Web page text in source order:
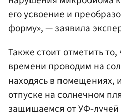
его усвоение и
форму», — заявила
Также стоит отметить
времени проводим на
находясь в помещениях,
отпуске на солнечном
защищаемся от УФ-